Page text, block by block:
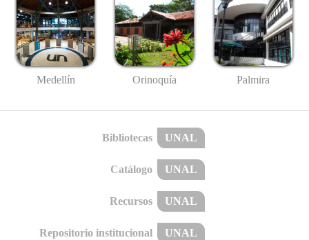
Medellín Orinoquía Palmira
Bibliotecas UNAL
Catálogo UNAL
Recursos UNAL
Repositorio institucional UNAL